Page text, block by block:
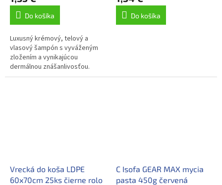
Do košíka
Luxusný krémový, telový a
vlasový šampón s vyváženým
zložením a vynikajúcou
dermálnou znášanlivosťou.
Do košíka
Vrecká do koša LDPE
60x70cm 25ks čierne rolo
C Isofa GEAR MAX mycia
pasta 450g červená